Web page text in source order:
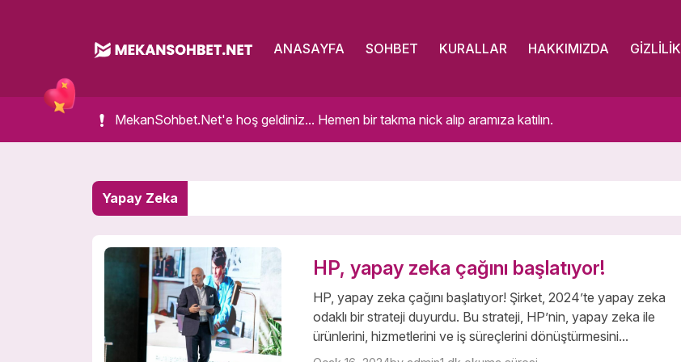
ANASAYFA SOHBET KURALLAR HAKKIMIZDA GIZLILIK
MekanSohbet.Net'e hoş geldiniz... Hemen bir takma nick alıp aramıza katılın.
Yapay Zeka
HP, yapay zeka çağını başlatıyor!
HP, yapay zeka çağını başlatıyor! Şirket, 2024’te yapay zeka
odaklı bir strateji duyurdu. Bu strateji, HP’nin, yapay zeka ile
ürünlerini, hizmetlerini ve iş süreçlerini dönüştürmesini...